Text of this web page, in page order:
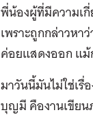
พี่น้องผู้ที่มีความเ
เพราะถูกกล่าวห
ค่อยแสดงออก แม้
มาวันนี้มันไม่ใช่เรื่
บุญมี คืองานเขีย